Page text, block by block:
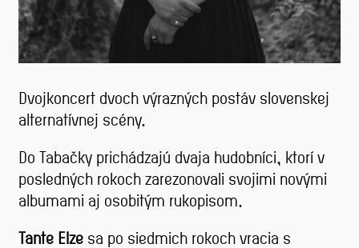
Dvojkoncert dvoch výrazných postáv slovenskej
alternatívnej scény.
Do Tabačky prichádzajú dvaja hudobníci, ktorí v
posledných rokoch zarezonovali svojimi novými
albumami aj osobitým rukopisom.
Tante Elze sa po siedmich rokoch vracia s